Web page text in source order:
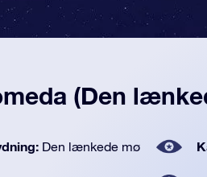
(Den
Den lænkede mø